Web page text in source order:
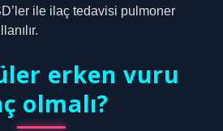
ile ilaç tedavisi pulmoner
erken vuru
olmalı?